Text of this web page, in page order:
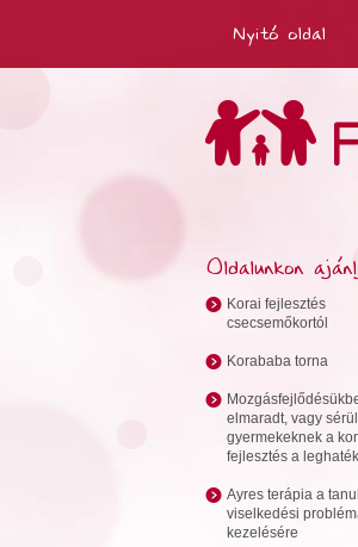
Nyitó oldal
Oldalunkon
Korai fejlesztés
csecsemőkortól
Korababa torna
elmaradt, vagy
gyermekeknek a
fejlesztés a
Ayres terápia a
viselkedési
kezelésére